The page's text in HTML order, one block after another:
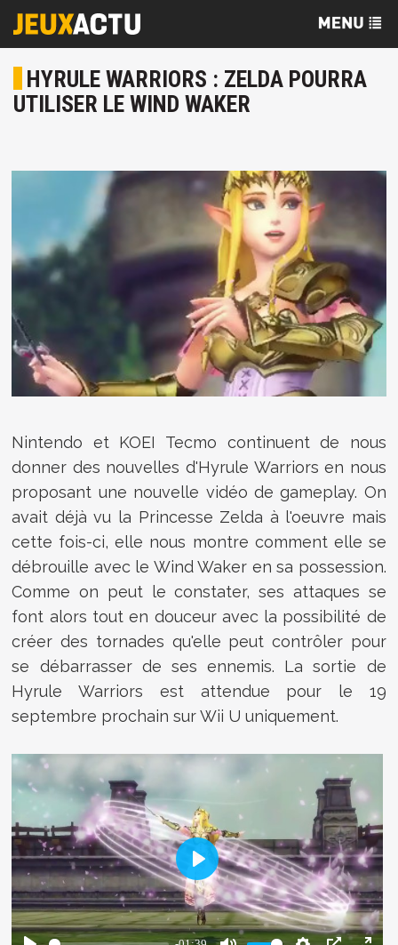
HYRULE WARRIORS : ZELDA POURRA
UTILISER LE WIND WAKER
Nintendo et KOEI Tecmo continuent de nous
donner des nouvelles d'Hyrule Warriors en nous
proposant une nouvelle vidéo de gameplay. On
avait déjà vu la Princesse Zelda à l'oeuvre mais
cette fois-ci, elle nous montre comment elle se
débrouille avec le Wind Waker en sa possession.
Comme on peut le constater, ses attaques se
font alors tout en douceur avec la possibilité de
créer des tornades qu'elle peut contrôler pour
se débarrasser de ses ennemis. La sortie de
Hyrule Warriors est attendue pour le 19
septembre prochain sur Wii U uniquement.